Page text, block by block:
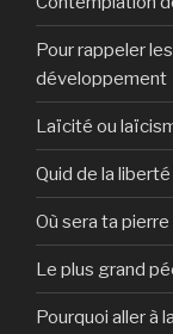
Pour rappeler
développement
Laïcité ou
Quid de la
Où sera ta pierre
Le plus grand
Pourquoi aller à